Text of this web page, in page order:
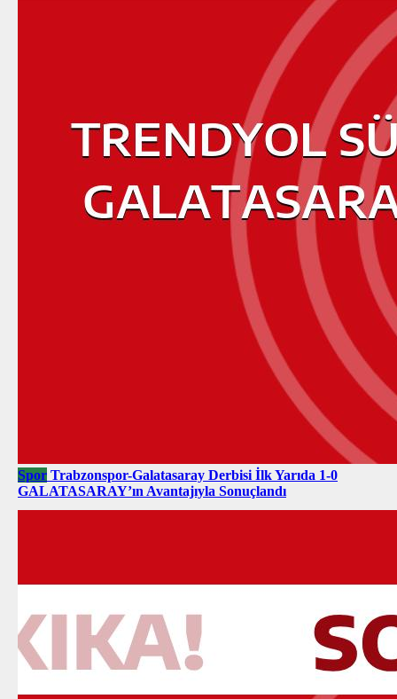
Spor Trabzonspor-Galatasaray Derbisi İlk Yarıda 1-0
GALATASARAY’ın Avantajıyla Sonuçlandı